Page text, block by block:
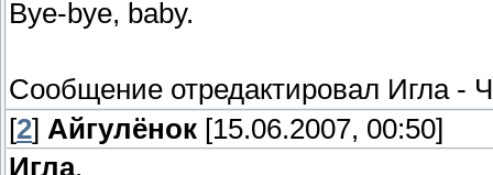
Bye-bye, baby.
Сообщение отредактировал Игла-
[2] Айгулёнок [15.06.2007, 00:50]
Игла,